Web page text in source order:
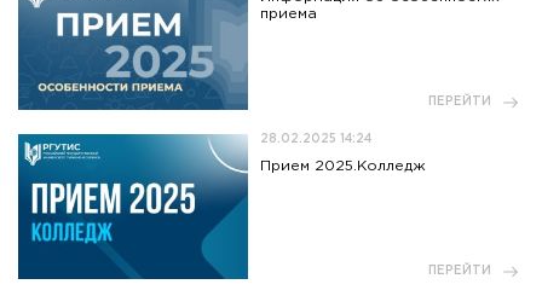
приема
ПЕРЕЙТИ
28.02.2025 14:24
Прием 2025.Колледж
ПЕРЕЙТИ